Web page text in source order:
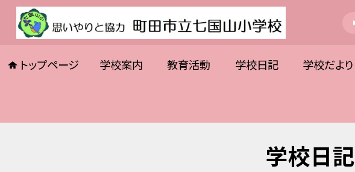
トップページ 学校案内 教育活動 学校日記 学校だより
学校日記